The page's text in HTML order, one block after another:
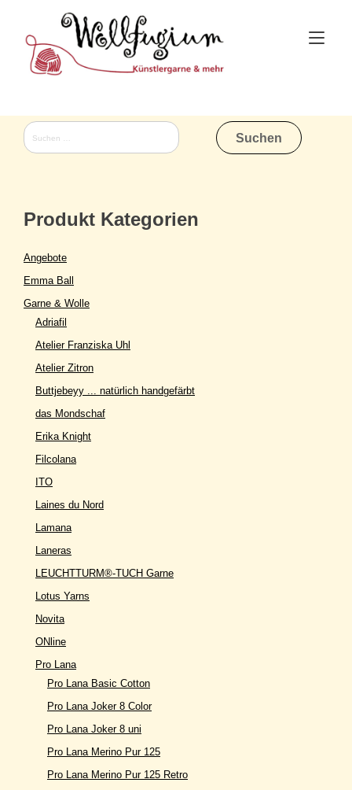
content
Suchen
nach:
Produkt Kategorien
Angebote
Emma Ball
Garne & Wolle
Adriafil
Atelier Franziska Uhl
Atelier Zitron
Buttjebeyy ... natürlich handgefärbt
das Mondschaf
Erika Knight
Filcolana
ITO
Laines du Nord
Lamana
Laneras
LEUCHTTURM®-TUCH Garne
Lotus Yarns
Novita
ONline
Pro Lana
Pro Lana Basic Cotton
Pro Lana Joker 8 Color
Pro Lana Joker 8 uni
Pro Lana Merino Pur 125
Pro Lana Merino Pur 125 Retro